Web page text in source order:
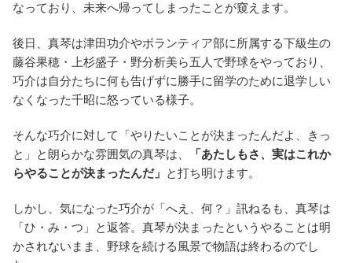
なっており、未来へ帰ってしまったことが窺えます。
後日、真琴は津田功介やボランティア部に所属する下級生の
藤谷果穂・上杉盛子・野分析美ら五人で野球をやっており、
巧介は自分たちに何も告げずに勝手に留学のために退学しい
なくなった千昭に怒っている様子。
そんな巧介に対して「やりたいことが決まったんだよ、きっ
と」と朗らかな雰囲気の真琴は、
「あたしもさ、実はこれか
らやることが決まったんだ」 と打ち明けます。
しかし、気になった巧介が「へえ、何？」訊ねるも、真琴は
「ひ・み・つ」と返答。真琴が決まったというやることは明
かされないまま、野球を続ける風景で物語は終わるのでし